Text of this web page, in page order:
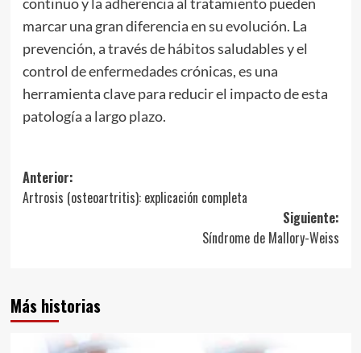
marcar una gran diferencia en su evolución. La
prevención, a través de hábitos saludables y el
control de enfermedades crónicas, es una
herramienta clave para reducir el impacto de esta
patología a largo plazo.
Navegación
de
Anterior:
Artrosis (osteoartritis): explicación completa
Siguiente:
Síndrome de Mallory-Weiss
Más historias